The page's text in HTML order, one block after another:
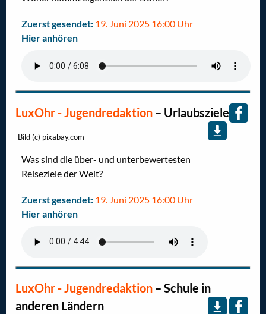
Zuerst gesendet: 19. Juni 2025 16:00 Uhr
Hier anhören
LuxOhr - Jugendredaktion – Urlaubsziele
Bild (c) pixabay.com
Was sind die über- und unterbewertesten
Reiseziele der Welt?
Zuerst gesendet: 19. Juni 2025 16:00 Uhr
Hier anhören
LuxOhr - Jugendredaktion – Schule in
anderen Ländern